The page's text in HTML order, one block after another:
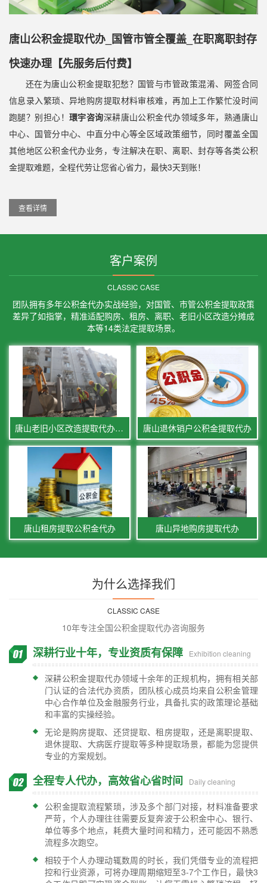
唐山公积金提取代办_国管市管全覆盖_在职离职封存
快速办理【先服务后付费】
还在为唐山公积金提取犯愁？国管与市管政策混淆、网签合同
信息录入繁琐、异地购房提取材料审核难，再加上工作繁忙没时间
跑腿？别担心！ 環宇咨询深耕唐山公积金代办领域多年，熟通唐山
中心、国管分中心、中直分中心等全区域政策细节，同时覆盖全国
其他地区公积金代办业务，专注解决在职、离职、封存等各类公积
金提取难题，全程代劳让您省心省力，最快3天到账！
查看详情
客户案例
CLASSIC CASE
团队拥有多年公积金代办实战经验，对国管、市管公积金提取政策
差异了如指掌，精准适配购房、租房、离职、老旧小区改造分摊成
本等14类法定提取场景。
唐山老旧小区改造提取代办公积金 唐山退休销户公积金提取代办
唐山租房提取公积金代办 唐山异地购房提取代办
为什么选择我们
CLASSIC CASE
10年专注全国公积金提取代办咨询服务
深耕行业十年，专业资质有保障 Exhibition cleaning
深耕公积金提取代办领域十余年的正规机构，拥有相关部
门认证的合法代办资质，团队核心成员均来自公积金管理
中心合作单位及金融服务行业，具备扎实的政策理论基础
和丰富的实操经验。
无论是购房提取、还贷提取、租房提取，还是离职提取、
退休提取、大病医疗提取等多种提取场景，都能为您提供
专业的方案规划。
全程专人代办，高效省心省时间 Daily cleaning
公积金提取流程繁琐，涉及多个部门对接，材料准备要求
严苛，个人办理往往需要反复奔波于公积金中心、银行、
单位等多个地点，耗费大量时间和精力，还可能因不熟悉
流程多次跑空。
相较于个人办理动辄数周的时长，我们凭借专业的流程把
控和行业资源，可将办理周期缩短至3-7个工作日，最快3